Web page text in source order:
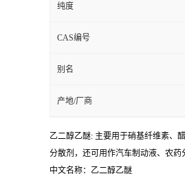
纯度
CAS编号
别名
产地/厂商
乙二醇乙醚: 主要用于硝基纤维素、
分散剂，还可用作汽车制动液、农药
中文名称：乙二醇乙醚